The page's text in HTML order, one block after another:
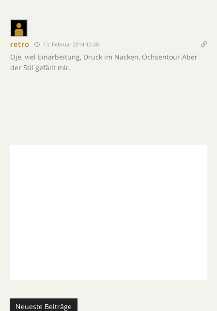
retro 13. Februar 2014 12:48
Oje, viel Einarbeitung, Druck im Nacken, Ochsentour.Aber
der Stil gefällt mir.
Neueste Beiträge